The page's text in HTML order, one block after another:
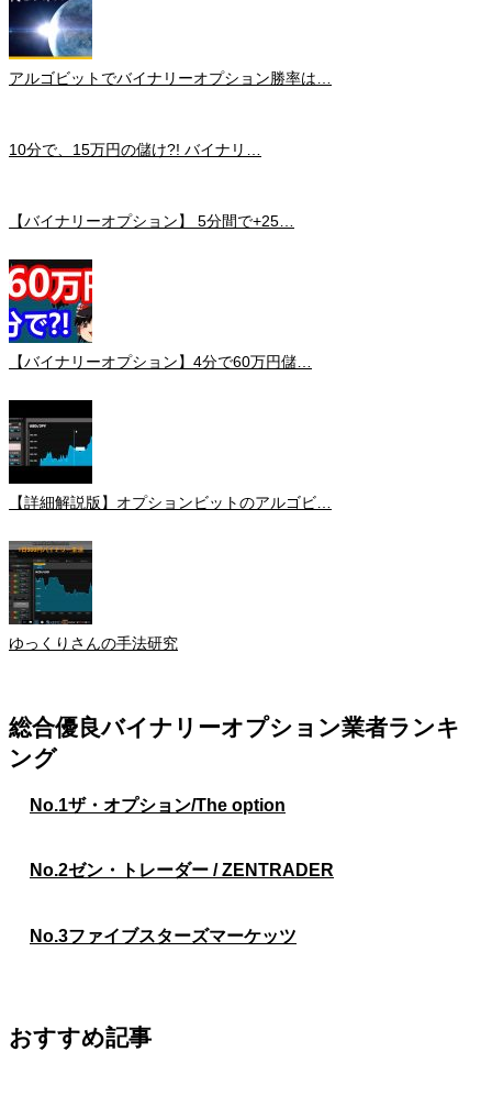
アルゴビットでバイナリーオプション勝率は…
10分で、15万円の儲け?! バイナリ…
【バイナリーオプション】 5分間で+25…
【バイナリーオプション】4分で60万円儲…
【詳細解説版】オプションビットのアルゴビ…
ゆっくりさんの手法研究
総合優良バイナリーオプション業者ランキ
ング
No.1ザ・オプション/The option
No.2ゼン・トレーダー / ZENTRADER
No.3ファイブスターズマーケッツ
おすすめ記事